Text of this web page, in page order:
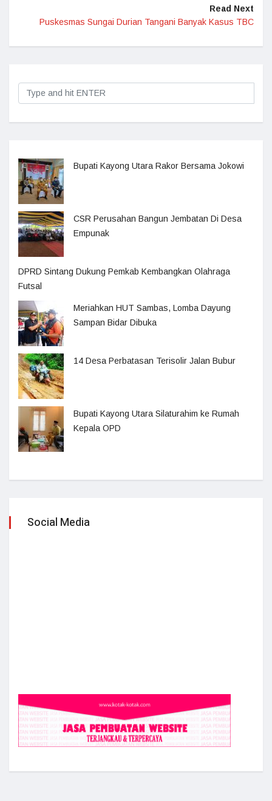
Read Next
Puskesmas Sungai Durian Tangani Banyak Kasus TBC
Bupati Kayong Utara Rakor Bersama Jokowi
CSR Perusahan Bangun Jembatan Di Desa
Empunak
DPRD Sintang Dukung Pemkab Kembangkan Olahraga
Futsal
Meriahkan HUT Sambas, Lomba Dayung
Sampan Bidar Dibuka
14 Desa Perbatasan Terisolir Jalan Bubur
Bupati Kayong Utara Silaturahim ke Rumah
Kepala OPD
Social Media